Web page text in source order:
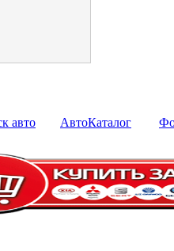
авто АвтоКаталог